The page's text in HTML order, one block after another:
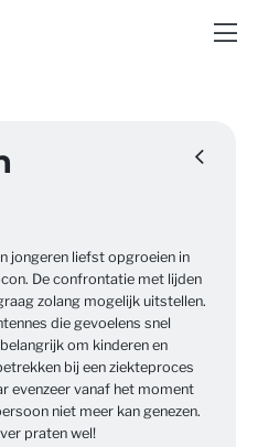
jongeren liefst opgroeien in
De confrontatie met lijden
zolang mogelijk uitstellen.
die gevoelens snel
om kinderen en
bij een ziekteproces
evenzeer vanaf het moment
niet meer kan genezen.
praten wel!